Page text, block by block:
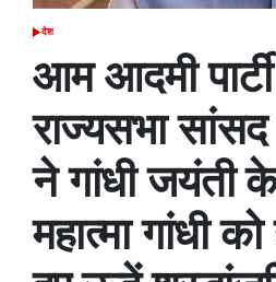
POSTED
देश
आम आदमी
राज्यसभा
ने गांधी जयंती
महात्मा गांधी